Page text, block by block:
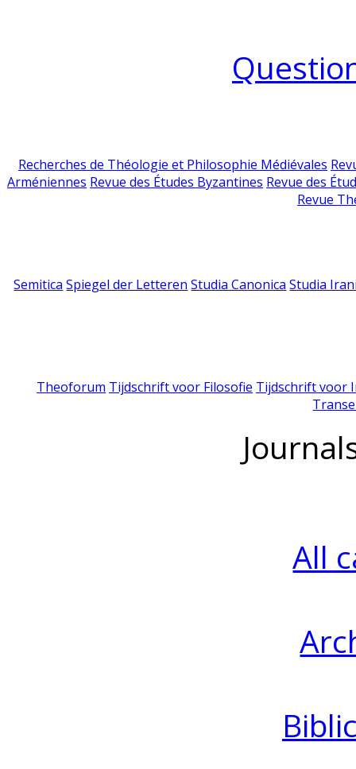
Recherches de Théologie et Philosophie Médiévales
Arméniennes Revue des Études Byzantines Revue des
Revue
Semitica Spiegel der Letteren Studia Canonica Studia
Theoforum Tijdschrift voor Filosofie Tijdschrift voor
All